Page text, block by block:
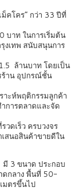
คโคร” กว่า 33 ปีที่
บาท ในการเริ่มต้น
งเทพ สนับสนุนการ
ล้านบาท โดยเป็น
ร้าน อุปกรณ์ชั้น
าะห์พฤติกรรมลูกค้า
การตลาดและจัด
วดเร็ว ครบวงจร
สนอสินค้าขายดีใน
3 ขนาด ประกอบ
ดกลาง พื้นที่ 50-
มตรขึ้นไป